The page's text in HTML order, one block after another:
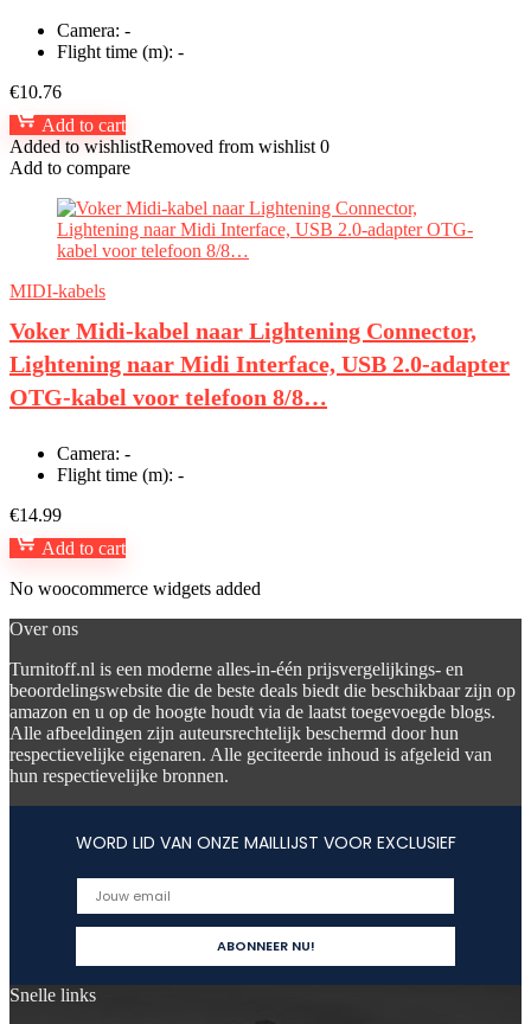
Camera: -
Flight time (m): -
€10.76
Add to cart
Added to wishlistRemoved from wishlist 0
Add to compare
MIDI-kabels
Voker Midi-kabel naar Lightening Connector,
Lightening naar Midi Interface, USB 2.0-adapter
OTG-kabel voor telefoon 8/8…
Camera: -
Flight time (m): -
€14.99
Add to cart
No woocommerce widgets added
Over ons
Turnitoff.nl is een moderne alles-in-één prijsvergelijkings- en
beoordelingswebsite die de beste deals biedt die beschikbaar zijn op
amazon en u op de hoogte houdt via de laatst toegevoegde blogs.
Alle afbeeldingen zijn auteursrechtelijk beschermd door hun
respectievelijke eigenaren. Alle geciteerde inhoud is afgeleid van
hun respectievelijke bronnen.
WORD LID VAN ONZE MAILLIJST VOOR EXCLUSIEF
Snelle links